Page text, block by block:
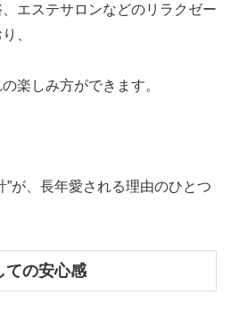
エステサロンなどのリラクゼー
、
楽しみ方ができます。
”が、長年愛される理由のひとつ
の安心感